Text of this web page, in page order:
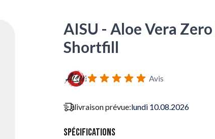
AISU - Aloe Vera
Shortfill
Avis
livraison prévue:lundi 10.08.2026
Spécifications